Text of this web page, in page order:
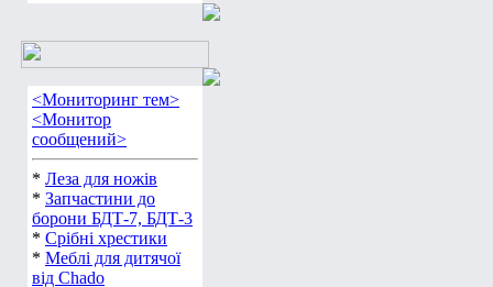
<Мониторинг тем>
<Монитор
сообщений>
* Леза для ножів
*Запчастини до
борони БДТ-7, БДТ-3
* Срібні хрестики
*Меблі для дитячої